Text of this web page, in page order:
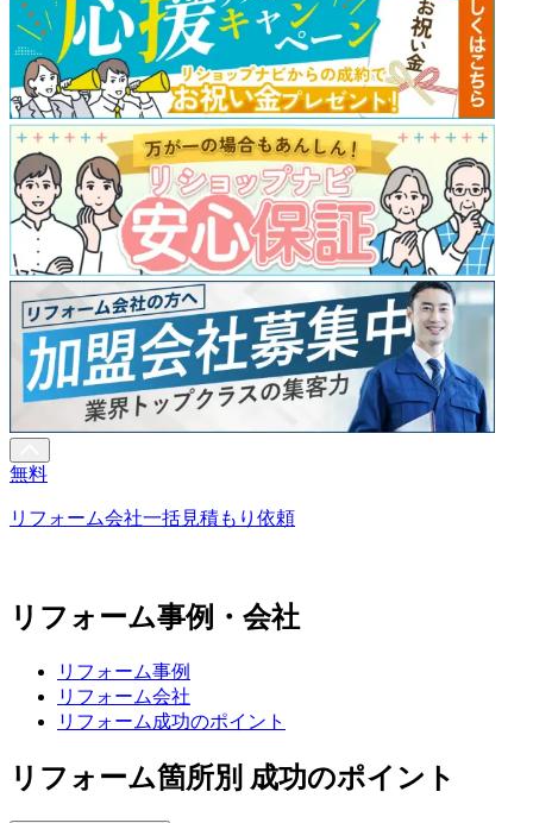
無料
リフォーム会社一括見積もり依頼
リフォーム事例・会社
リフォーム事例
リフォーム会社
リフォーム成功のポイント
リフォーム箇所別 成功のポイント